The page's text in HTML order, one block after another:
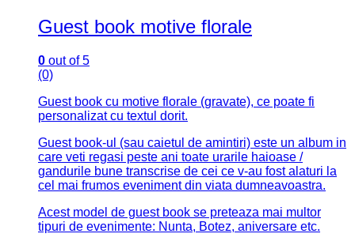
Guest book motive florale
0 out of 5
(0)
Guest book cu motive florale (gravate), ce poate fi
personalizat cu textul dorit.
Guest book-ul (sau caietul de amintiri) este un album in
care veti regasi peste ani toate urarile haioase /
gandurile bune transcrise de cei ce v-au fost alaturi la
cel mai frumos eveniment din viata dumneavoastra.
Acest model de guest book se preteaza mai multor
tipuri de evenimente: Nunta, Botez, aniversare etc.